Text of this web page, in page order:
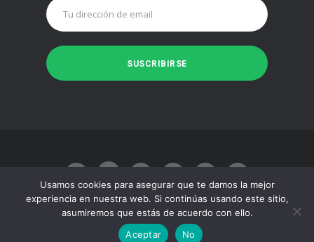
Made with byJuan José Baeza
Usamos cookies para asegurar que te damos la mejor
experiencia en nuestra web. Si continúas usando este sitio,
asumiremos que estás de acuerdo con ello.
Aceptar
No